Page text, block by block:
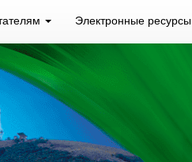
Электронные ресурсы